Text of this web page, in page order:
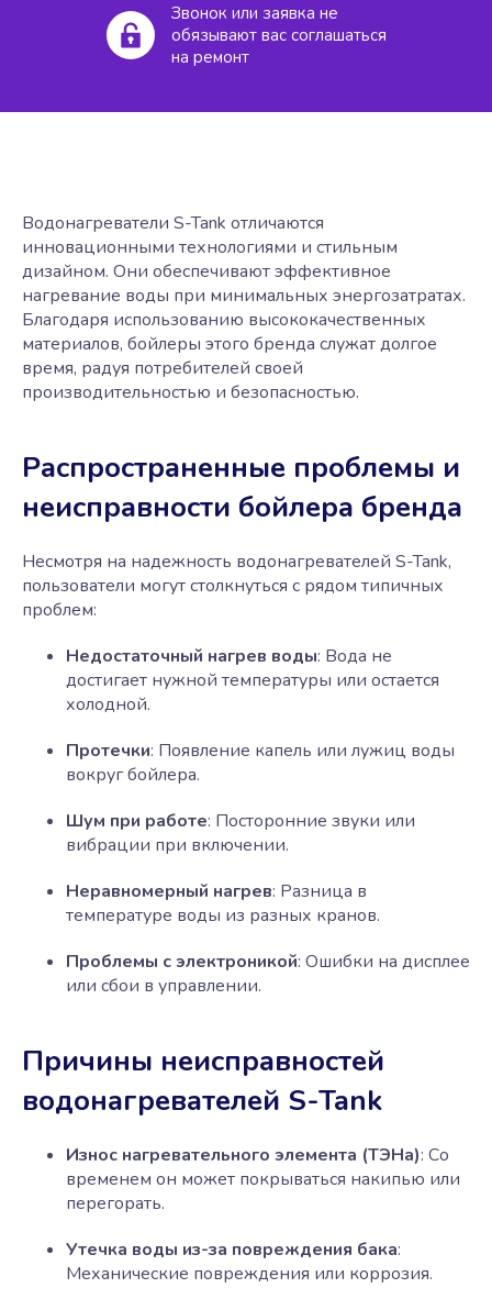
Звонок или заявка не
обязывают вас соглашаться
на ремонт
Водонагреватели S-Tank отличаются
инновационными технологиями и стильным
дизайном. Они обеспечивают эффективное
нагревание воды при минимальных энергозатратах.
Благодаря использованию высококачественных
материалов, бойлеры этого бренда служат долгое
время, радуя потребителей своей
производительностью и безопасностью.
Распространенные проблемы и
неисправности бойлера бренда
Несмотря на надежность водонагревателей S-Tank,
пользователи могут столкнуться с рядом типичных
проблем:
Недостаточный нагрев воды: Вода не
достигает нужной температуры или остается
холодной.
Протечки: Появление капель или лужиц воды
вокруг бойлера.
Шум при работе: Посторонние звуки или
вибрации при включении.
Неравномерный нагрев: Разница в
температуре воды из разных кранов.
Проблемы с электроникой: Ошибки на дисплее
или сбои в управлении.
Причины неисправностей
водонагревателей S-Tank
Износ нагревательного элемента (ТЭНа): Со
временем он может покрываться накипью или
перегорать.
Утечка воды из-за повреждения бака:
Механические повреждения или коррозия.